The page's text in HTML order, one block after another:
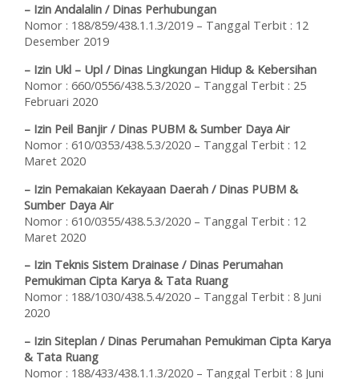
– Izin Andalalin / Dinas Perhubungan
Nomor : 188/859/438.1.1.3/2019 – Tanggal Terbit : 12
Desember 2019
– Izin Ukl – Upl / Dinas Lingkungan Hidup & Kebersihan
Nomor : 660/0556/438.5.3/2020 – Tanggal Terbit : 25
Februari 2020
– Izin Peil Banjir / Dinas PUBM & Sumber Daya Air
Nomor : 610/0353/438.5.3/2020 – Tanggal Terbit : 12
Maret 2020
– Izin Pemakaian Kekayaan Daerah / Dinas PUBM &
Sumber Daya Air
Nomor : 610/0355/438.5.3/2020 – Tanggal Terbit : 12
Maret 2020
– Izin Teknis Sistem Drainase / Dinas Perumahan
Pemukiman Cipta Karya & Tata Ruang
Nomor : 188/1030/438.5.4/2020 – Tanggal Terbit : 8 Juni
2020
– Izin Siteplan / Dinas Perumahan Pemukiman Cipta Karya
& Tata Ruang
Nomor : 188/433/438.1.1.3/2020 – Tanggal Terbit : 8 Juni